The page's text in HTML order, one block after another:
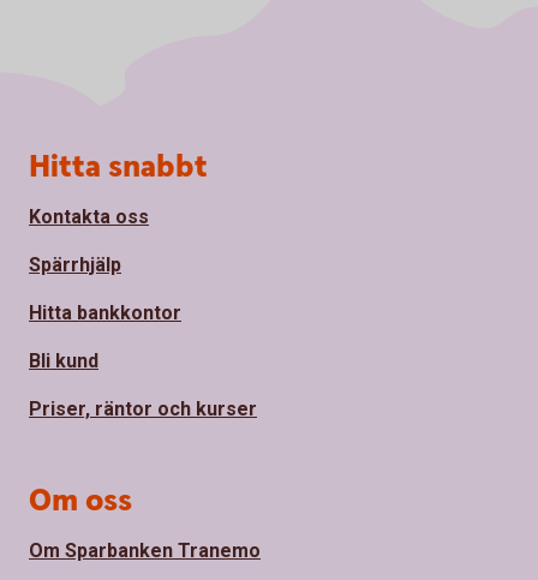
Sidfot
Hitta snabbt
Kontakta oss
Spärrhjälp
Hitta bankkontor
Bli kund
Priser, räntor och kurser
Om oss
Om Sparbanken Tranemo